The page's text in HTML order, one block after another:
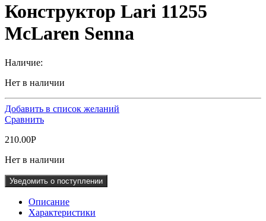
Конструктор Lari 11255
McLaren Senna
Наличие:
Нет в наличии
Добавить в список желаний
Сравнить
210.00Р
Нет в наличии
Уведомить о поступлении
Описание
Характеристики